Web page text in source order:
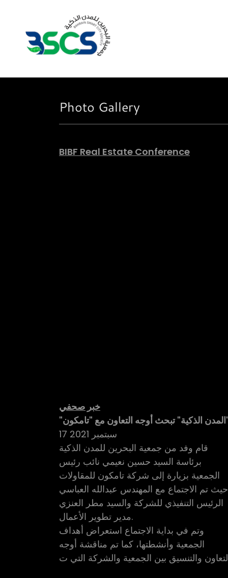
Photo Gallery
BIBF Real Estate Conference
خبر صحفي
مع "تامكون"
17 سبتمبر 2021
قام وفد من جمعية البحرين للمدن الذكية
برئاسة السيد حسين نعيمي نائب رئيس
الجمعية بزيارة إلى شركة تامكون للمقاولات
حيث تم الاجتماع مع المهندس عبدالله العباسي
الرئيس التنفيذي للشركة والسيد مطر العنزي
مدير تطوير الأعمال.
وتم في بداية الاجتماع استعراض أهداف
الجمعية وأنشطتها، كما تم مناقشة أوجه
والتنسيق بين الجمعية والشركة التي ت